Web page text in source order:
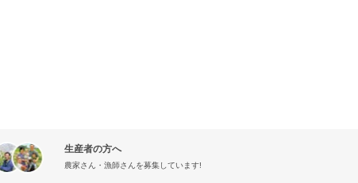
生産者の方へ
農家さん・漁師さんを募集しています!